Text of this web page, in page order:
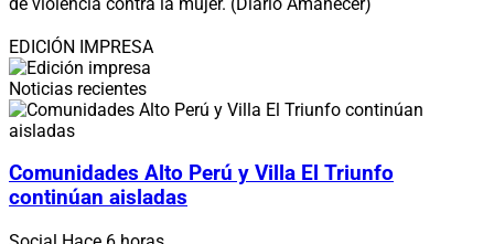
EDICIÓN IMPRESA
Noticias recientes
Comunidades Alto Perú y Villa El Triunfo
continúan aisladas